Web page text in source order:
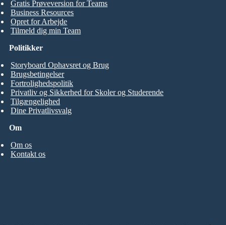
Gratis Prøveversion for Teams
Business Resources
Opret for Arbejde
Tilmeld dig min Team
Om
Om os
Kontakt os
Politikker
Storyboard Ophavsret og Brug
Brugsbetingelser
Fortrolighedspolitik
Privatliv og Sikkerhed for Skoler og Studerende
Tilgængelighed
Dine Privatlivsvalg